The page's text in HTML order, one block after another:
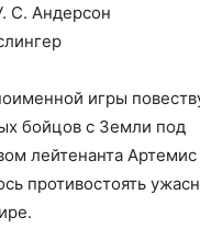
С. Андерсон
игры
бойцов с Земли под
лейтенанта
противостоять